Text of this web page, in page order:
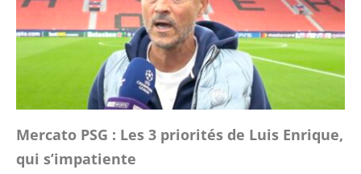
Mercato PSG : Les 3 priorités de Luis Enrique,
qui s’impatiente